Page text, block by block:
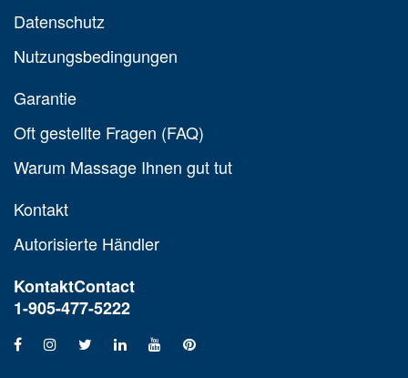
Datenschutz
Nutzungsbedingungen
Garantie
Oft gestellte Fragen (FAQ)
Warum Massage Ihnen gut tut
Kontakt
Autorisierte Händler
KontaktContact
1-905-477-5222